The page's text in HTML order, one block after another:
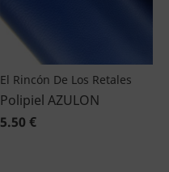
El Rincón De Los Retales
Polipiel AZULON
5.50 €